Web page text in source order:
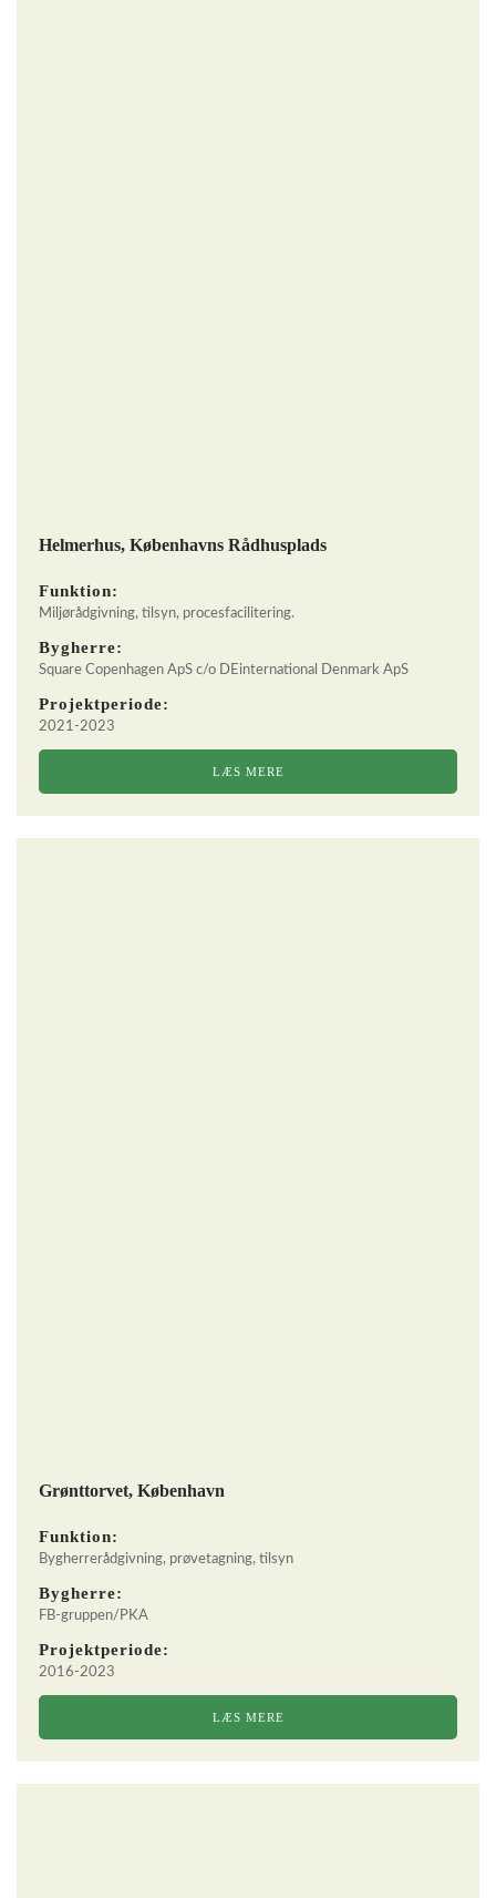
Helmerhus, Københavns Rådhusplads
Funktion:
Miljørådgivning, tilsyn, procesfacilitering.
Bygherre:
Square Copenhagen ApS c/o DEinternational Denmark ApS
Projektperiode:
2021-2023
LÆS MERE
Grønttorvet, København
Funktion:
Bygherrerådgivning, prøvetagning, tilsyn
Bygherre:
FB-gruppen/PKA
Projektperiode:
2016-2023
LÆS MERE